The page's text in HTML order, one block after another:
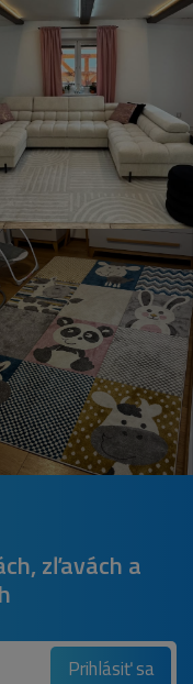
zľavách a
Prihlásiť sa